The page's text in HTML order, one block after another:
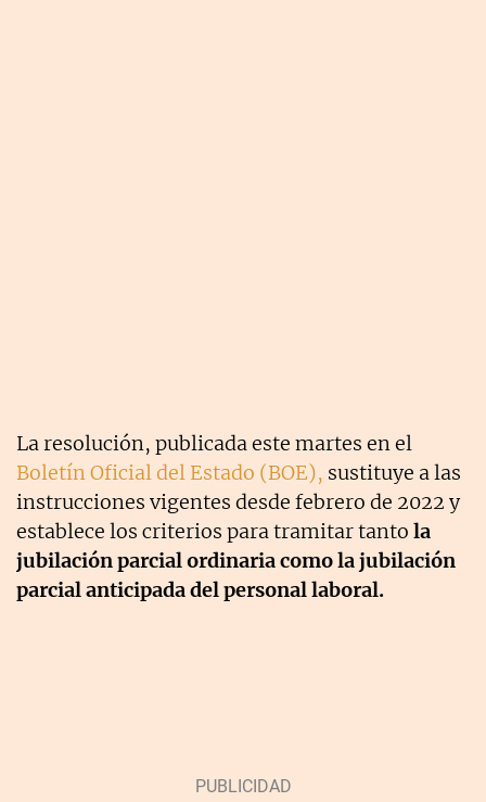
La resolución, publicada este martes en el
Boletín Oficial del Estado (BOE), sustituye a las
instrucciones vigentes desde febrero de 2022 y
establece los criterios para tramitar tanto la
jubilación parcial ordinaria como la jubilación
parcial anticipada del personal laboral.